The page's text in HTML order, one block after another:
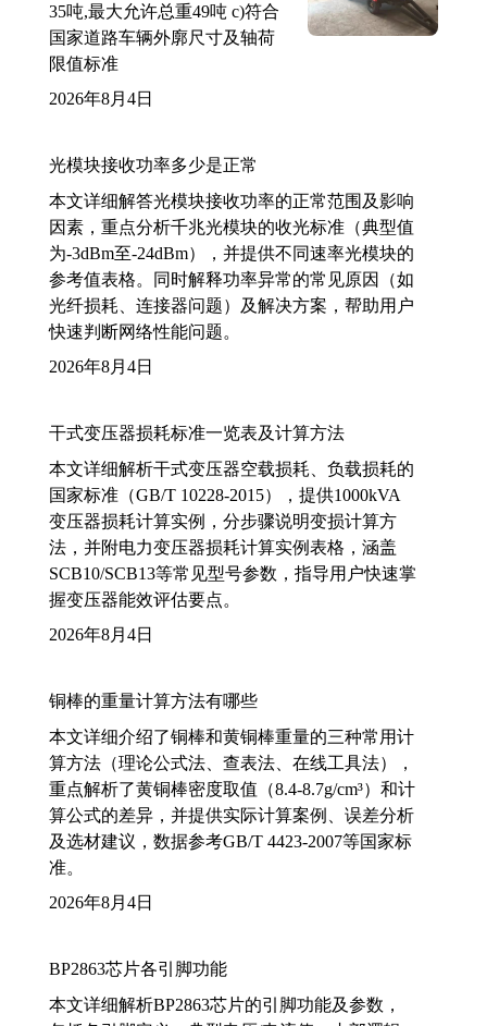
35吨,最大允许总重49吨 c)符合
国家道路车辆外廓尺寸及轴荷
限值标准
2026年8月4日
光模块接收功率多少是正常
本文详细解答光模块接收功率的正常范围及影响
因素，重点分析千兆光模块的收光标准（典型值
为-3dBm至-24dBm），并提供不同速率光模块的
参考值表格。同时解释功率异常的常见原因（如
光纤损耗、连接器问题）及解决方案，帮助用户
快速判断网络性能问题。
2026年8月4日
干式变压器损耗标准一览表及计算方法
本文详细解析干式变压器空载损耗、负载损耗的
国家标准（GB/T 10228-2015），提供1000kVA
变压器损耗计算实例，分步骤说明变损计算方
法，并附电力变压器损耗计算实例表格，涵盖
SCB10/SCB13等常见型号参数，指导用户快速掌
握变压器能效评估要点。
2026年8月4日
铜棒的重量计算方法有哪些
本文详细介绍了铜棒和黄铜棒重量的三种常用计
算方法（理论公式法、查表法、在线工具法），
重点解析了黄铜棒密度取值（8.4-8.7g/cm³）和计
算公式的差异，并提供实际计算案例、误差分析
及选材建议，数据参考GB/T 4423-2007等国家标
准。
2026年8月4日
BP2863芯片各引脚功能
本文详细解析BP2863芯片的引脚功能及参数，